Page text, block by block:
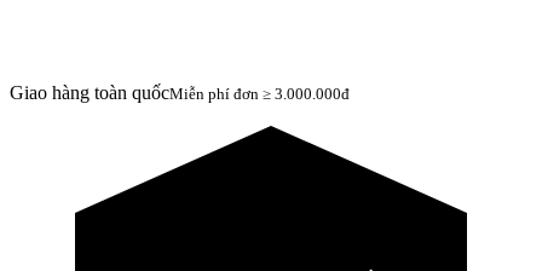
Giao hàng toàn quốcMiễn phí đơn ≥ 3.000.000đ